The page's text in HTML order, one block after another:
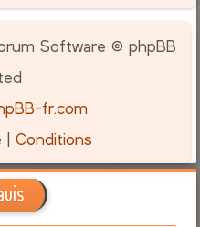
Software © phpBB
fr.com
|Conditions